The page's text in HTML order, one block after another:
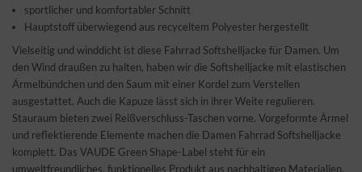
sportlicher und komfortabler Schnitt
Hauptstoff überwiegend aus recyceltem Polyester hergestellt
Vielseitig und winddicht ist diese Fahrrad Softshelljacke für Damen. Um
den Wind draußen zu halten, haben wir die Softshelljacke mit elastischen
Ärmelbündchen und den Saum mit einer Kordel zum Verstellen
ausgestattet. Auch die Kapuze lässt sich in ihrer Weite regulieren.
Stauraum bieten zwei Reißverschluss-Taschen vorne. Vorgeformte Ärmel
und reflektierende Elemente machen die Damen Fahrrad Softshelljacke
komplett. Das VAUDE Green Shape-Label steht für ein
umweltfreundliches, funktionelles Produkt aus nachhaltigen Materialien.